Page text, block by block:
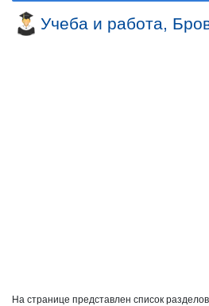
Учеба и работа,
На странице представлен список